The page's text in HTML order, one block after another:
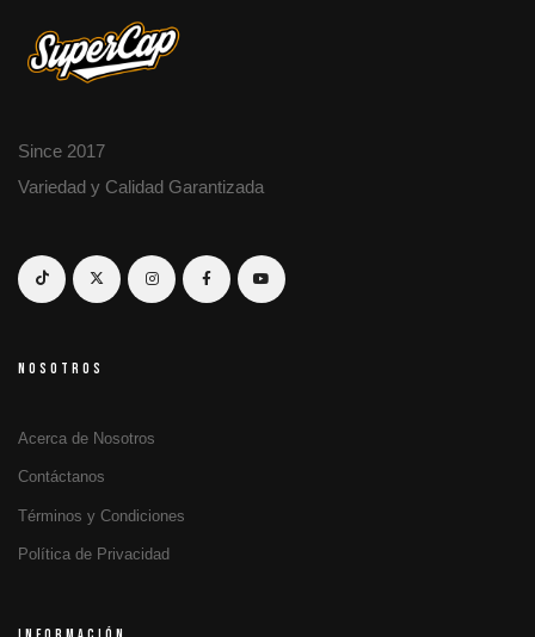
Since 2017
Variedad y Calidad Garantizada
NOSOTROS
Acerca de Nosotros
Contáctanos
Términos y Condiciones
Política de Privacidad